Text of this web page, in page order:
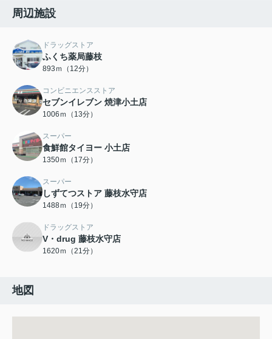
周辺施設
ドラッグストア
ふくち薬局藤枝
893ｍ（12分）
コンビニエンスストア
セブンイレブン 焼津小土店
1006ｍ（13分）
スーパー
食鮮館タイヨー 小土店
1350ｍ（17分）
スーパー
しずてつストア 藤枝水守店
1488ｍ（19分）
ドラッグストア
V・drug 藤枝水守店
1620ｍ（21分）
地図